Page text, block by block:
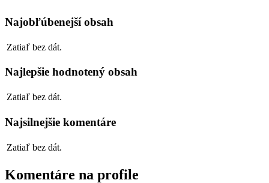
Najobľúbenejší obsah
Zatiaľ bez dát.
Najlepšie hodnotený obsah
Zatiaľ bez dát.
Najsilnejšie komentáre
Zatiaľ bez dát.
Komentáre na profile